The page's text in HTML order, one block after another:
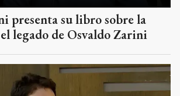
presenta su libro sobre la
legado de Osvaldo Zarini